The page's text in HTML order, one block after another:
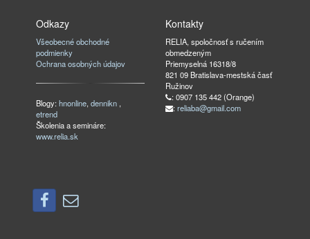
Odkazy
Všeobecné obchodné
podmienky
Ochrana osobných údajov
Blogy:hnonline,dennikn ,
etrend
Školenia a semináre:
www.relia.sk
Kontakty
RELIA, spoločnosť s ručením
obmedzeným
Priemyselná 16318/8
821 09 Bratislava-mestská časť
Ružinov
: 0907 135 442 (Orange)
: reliaba@gmail.com